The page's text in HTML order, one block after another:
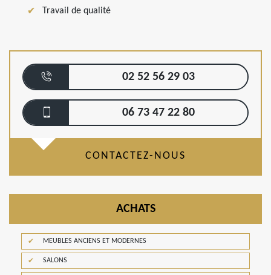
Travail de qualité
02 52 56 29 03
06 73 47 22 80
CONTACTEZ-NOUS
ACHATS
MEUBLES ANCIENS ET MODERNES
SALONS